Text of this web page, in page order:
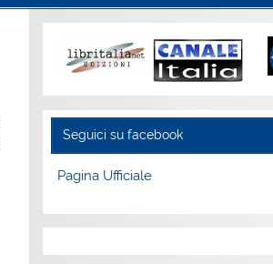
Seguici su facebook
Pagina Ufficiale